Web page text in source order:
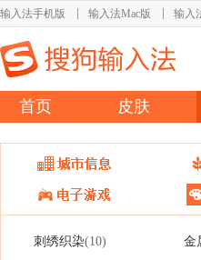
输入法手机版 输入法Mac版 输入
首页 皮肤
刺绣织染(10) 金